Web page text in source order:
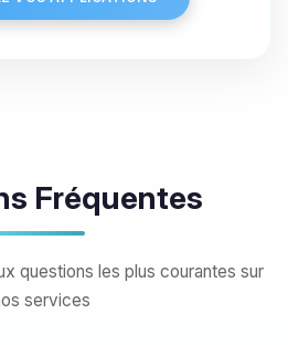
Fréquentes
questions les plus courantes sur
services